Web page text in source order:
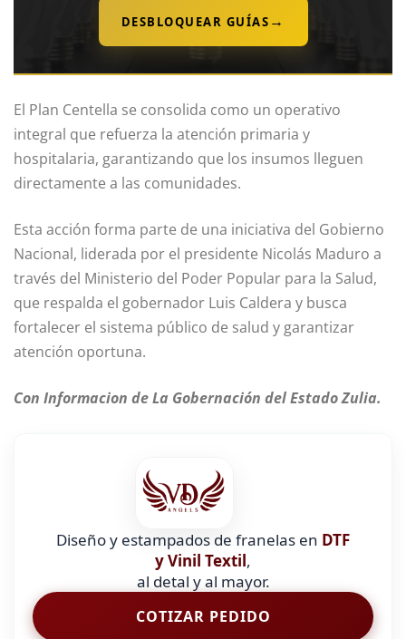
DESBLOQUEAR GUÍAS →
El Plan Centella se consolida como un operativo
integral que refuerza la atención primaria y
hospitalaria, garantizando que los insumos lleguen
directamente a las comunidades.
Esta acción forma parte de una iniciativa del Gobierno
Nacional, liderada por el presidente Nicolás Maduro a
través del Ministerio del Poder Popular para la Salud,
que respalda el gobernador Luis Caldera y busca
fortalecer el sistema público de salud y garantizar
atención oportuna.
Con Informacion de La Gobernación del Estado Zulia.
Diseño y estampados de franelas en DTF
y Vinil Textil,
al detal y al mayor.
COTIZAR PEDIDO